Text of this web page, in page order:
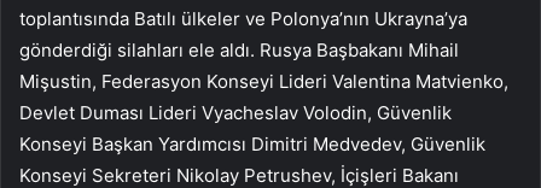
toplantısında Batılı ülkeler ve Polonya’nın Ukrayna’ya
gönderdiği silahları ele aldı. Rusya Başbakanı Mihail
Mişustin, Federasyon Konseyi Lideri Valentina Matvienko,
Devlet Duması Lideri Vyacheslav Volodin, Güvenlik
Konseyi Başkan Yardımcısı Dimitri Medvedev, Güvenlik
Konseyi Sekreteri Nikolay Petrushev, İçişleri Bakanı